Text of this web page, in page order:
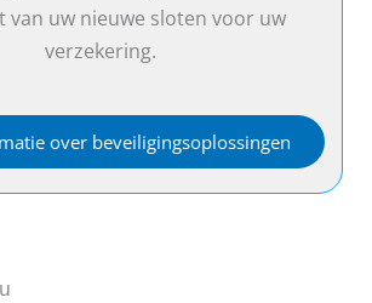
van uw nieuwe sloten voor uw
verzekering.
over beveiligingsoplossingen